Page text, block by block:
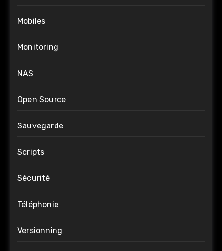
Mobiles
Monitoring
NAS
Open Source
Sauvegarde
Scripts
Sécurité
Téléphonie
Versionning